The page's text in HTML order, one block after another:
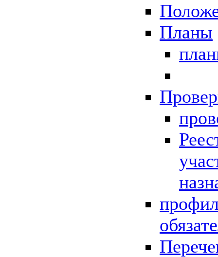
Планы